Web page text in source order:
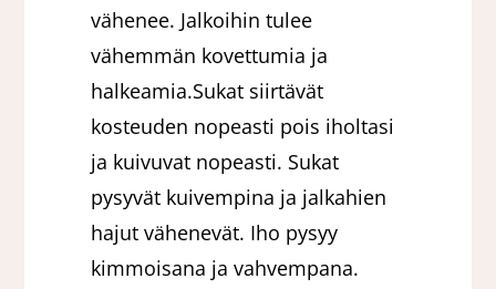
vähenee. Jalkoihin tulee
vähemmän kovettumia ja
halkeamia.Sukat siirtävät
kosteuden nopeasti pois iholtasi
ja kuivuvat nopeasti. Sukat
pysyvät kuivempina ja jalkahien
hajut vähenevät. Iho pysyy
kimmoisana ja vahvempana.